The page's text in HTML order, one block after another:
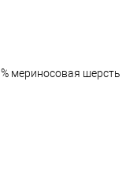
мериносовая шерсть